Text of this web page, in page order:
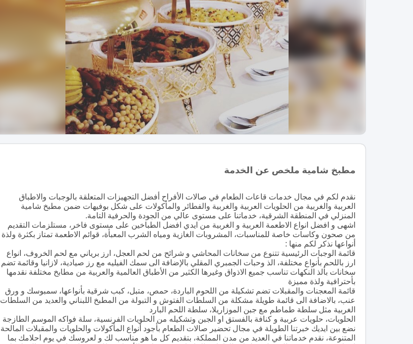
مطبخ شامية ملخص عن الخدمة
نقدم لكم في مجال خدمات قاعات الطعام في صالات الأفراح أفضل التجهيزات المتعلقة بالوجبات والاطباق
العربية والغربية من الحلويات العربية والغربية والفطائر والمأكولات على شكل بوفيهات ضمن مطبخ شامية
المنزلي في المنطقة الشرقية، خدماتنا على مستوى عالي من الجودة والحرفية التامة.
اشهى و افضل انواع الاطعمة العربية و الغربية من ايدي افضل الطباخين على مستوى فاخر، مستلزمات التقديم
من صحون وكاسات خاصة للمناسبات، المشروبات الغازية ومياه الشرب المعبأة، قوائم الاطعمة تمتاز بكثرة ولذة
أنواعها نذكر لكم منها :
قائمة الوجبات الرئيسية تتنوع من سخانات المحاشي و شرائح من لحم العجل، ارز برياني مع لحم الخروف، انواع
ارز باللحم بأنواع مختلفة، الذ وحبات الجمبري المقلي بالإضافة الى سمك الفيليه مع رز صيادية، لازانيا وقائمة تضم
سخانات بألذ النكهات تناسب جميع الاذواق وغيرها الكثير من الأطباق العالمية والعربية من مطابخ مختلفة نقدمها
بأحترافية ولذة مميزة
قائمة المعجنات والمقبلات تضم تشكيلة من اللحوم الباردة، حمص، متبل، كبب شرقية بأنواعها، سمبوسك و ورق
عنب، بالاضافة الى قائمة طويلة مشكلة من السلطات الفتوش و التبولة من المطبخ اللبناني والعديد من السلطات
الغربية مثل سلطة طماطم مع جبن الموزاريلا، سلطة اللحم البارد
الحلويات، حلويات عربية و كنافة بالفستق او الجبن وتشكيله من الحلويات الفرنسية، سلة فواكه الموسم الطازجة
نضع بين ايديك خبرتنا الطويلة في مجال تحضير صالات الطعام بأجود أنواع المأكولات والحلويات والمقبلات المالحة
المتنوعة، نقدم خدماتنا في العديد من مدن المملكة، بتقديم كل ما هو مناسب لك و لعروسك في يوم احلامك بما